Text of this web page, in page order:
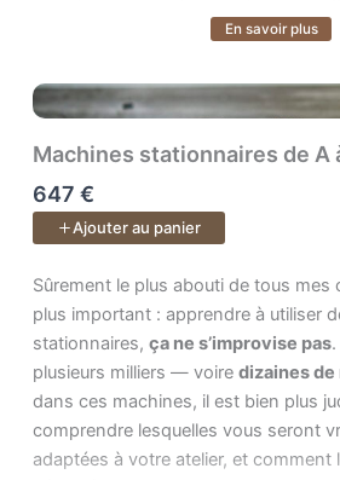
fiable et précis, au service de vos
bois — comme un professionnel.
Un cours de35 vidéos.
: lire votre bois, anticiper
gérer la fiche de débit et prendre les
au bon moment.
dégauchissage, rabotage, pieds,
rainures, queues droites, collage,
imprévus ni les corrections
vrai processus de création, celui où
et chaque erreur devient un
Objectif : développer le réflexe
gagner en fluidité et vous sentir
meuble complet, fonctionnel et
En savoir plus
Machines stationnaires de A
647 €
Ajouter au panier
Sûrement le plus abouti de tous
Sûrement le plus abouti de tous mes
plus important : apprendre à utiliser
stationnaires,ça ne s’improvise pas
plusieurs milliers — voiredizaines de
dans ces machines, il est bien plus
comprendre lesquelles vous seront
adaptées à votre atelier, et comment